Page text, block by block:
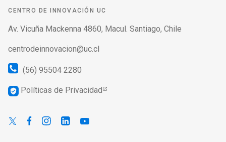
CENTRO DE INNOVACIÓN UC
Av. Vicuña Mackenna 4860, Macul. Santiago, Chile
centrodeinnovacion@uc.cl
(56) 95504 2280
verified_user Políticas de Privacidad